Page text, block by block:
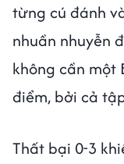
từng cú đánh
nhuần nhuyễn
không cần một
điểm, bởi cả
Thất bại 0-3